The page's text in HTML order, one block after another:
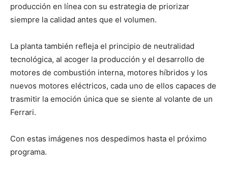
producción en línea con su estrategia de priorizar
siempre la calidad antes que el volumen.
La planta también refleja el principio de neutralidad
tecnológica, al acoger la producción y el desarrollo de
motores de combustión interna, motores híbridos y los
nuevos motores eléctricos, cada uno de ellos capaces de
trasmitir la emoción única que se siente al volante de un
Ferrari.
Con estas imágenes nos despedimos hasta el próximo
programa.